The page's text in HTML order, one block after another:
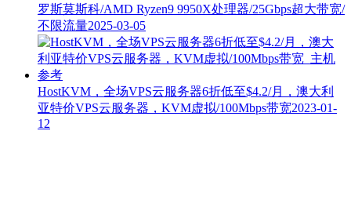
罗斯莫斯科/AMD Ryzen9 9950X处理器/25Gbps超大带宽/
不限流量2025-03-05
HostKVM，全场VPS云服务器6折低至$4.2/月，澳大利
亚特价VPS云服务器，KVM虚拟/100Mbps带宽2023-01-
12